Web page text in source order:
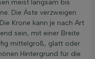
meist langsam bis
Die Äste verzweigen
Krone kann je nach Art
sein, mit einer Breite
mittelgroß, glatt oder
Hintergrund für die